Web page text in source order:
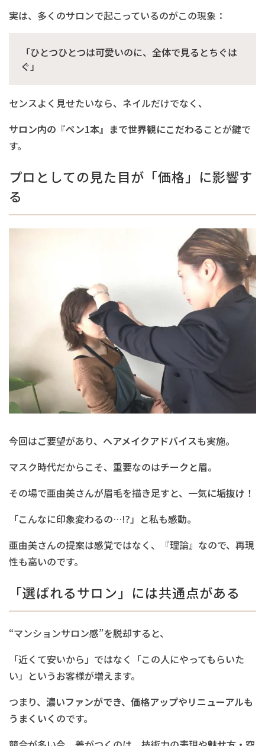
実は、多くのサロンで起こっているのがこの現象：
「ひとつひとつは可愛いのに、全体で見るとちぐは
ぐ」
センスよく見せたいなら、ネイルだけでなく、
サロン内の『ペン1本』まで世界観にこだわることが鍵で
す。
プロとしての見た目が「価格」に影響す
る
今回はご要望があり、 ヘアメイクアドバイスも実施。
マスク時代だからこそ、重要なのはチークと眉。
その場で亜由美さんが眉毛を描き足すと、 一気に垢抜け！
「こんなに印象変わるの…!?」と私も感動。
亜由美さんの提案は感覚ではなく、『理論』なので、再現
性も高いのです。
「選ばれるサロン」には共通点がある
“マンションサロン感”を脱却すると、
「近くて安いから」ではなく「この人にやってもらいた
い」というお客様が増えます。
つまり、 濃いファンができ、価格アップやリニューアルも
うまくいく のです。